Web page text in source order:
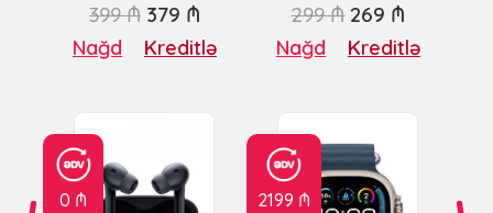
399 ₼ 379 ₼
Nağd Kreditlə
299 ₼ 269 ₼
Nağd Kreditlə
0 ₼ 2199 ₼